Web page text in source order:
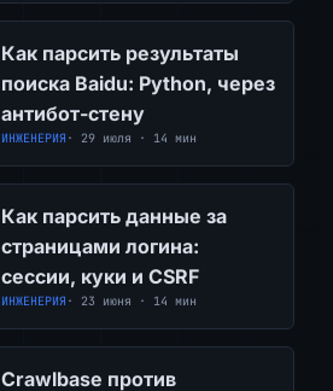
Как парсить результаты
поиска Baidu: Python, через
антибот-стену
ИНЖЕНЕРИЯ · 29 июля · 14 мин
Как парсить данные за
страницами логина:
сессии, куки и CSRF
ИНЖЕНЕРИЯ · 23 июня · 14 мин
Crawlbase против